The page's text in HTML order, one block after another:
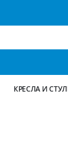
КРЕСЛА И